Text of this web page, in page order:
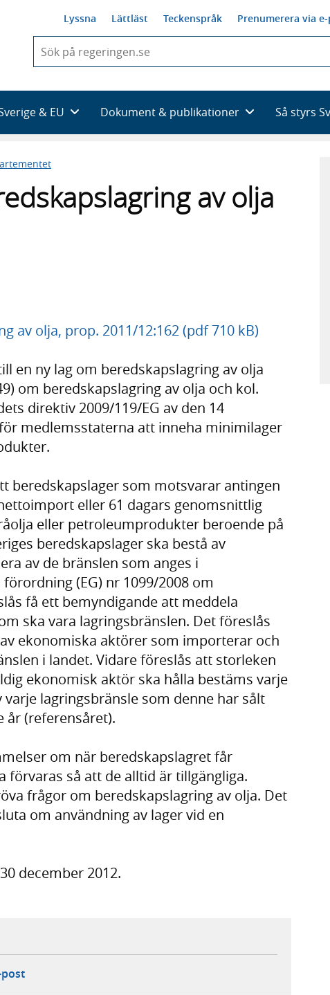
Lyssna Lättläst Teckenspråk Prenumerera via
du
skriva
framträder
en
med
& EU Dokument & publikationer Så styrs
av olja
av olja, prop. 2011/12:162 (pdf 710 kB)
en ny lag om beredskapslagring av olja
om beredskapslagring av olja och kol.
direktiv 2009/119/EG av den 14
medlemsstaterna att inneha minimilager
beredskapslager som motsvarar antingen
eller 61 dagars genomsnittlig
eller petroleumprodukter beroende på
beredskapslager ska bestå av
av de bränslen som anges i
(EG) nr 1099/2008 om
få ett bemyndigande att meddela
ska vara lagringsbränslen. Det föreslås
ekonomiska aktörer som importerar och
i landet. Vidare föreslås att storleken
ekonomisk aktör ska hålla bestäms varje
lagringsbränsle som denne har sålt
år (referensåret).
om när beredskapslagret får
förvaras så att de alltid är tillgängliga.
frågor om beredskapslagring av olja. Det
om användning av lager vid en
december 2012.
webbplats,
i ny flik, extern webbplats,
post- öppnar din e-postklient,